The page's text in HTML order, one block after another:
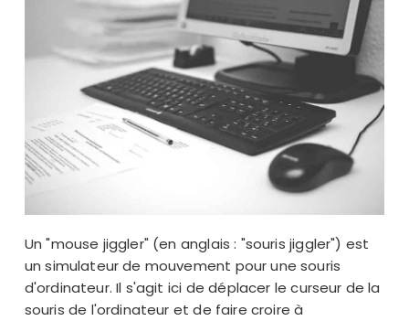
Un "mouse jiggler" (en anglais : "souris jiggler") est
un simulateur de mouvement pour une souris
d'ordinateur. Il s'agit ici de déplacer le curseur de la
souris de l'ordinateur et de faire croire à